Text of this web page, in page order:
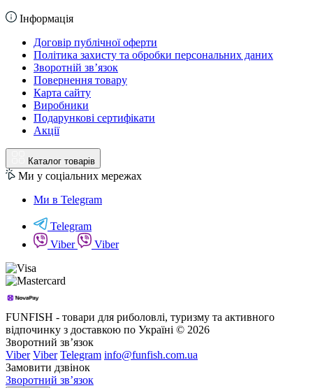
Інформація
Договір публічної оферти
Політика захисту та обробки персональних даних
Зворотній зв’язок
Повернення товару
Карта сайту
Виробники
Подарункові сертифікати
Акції
Каталог товарів
Ми у соціальних мережах
Ми в Telegram
Telegram
Viber
Viber
FUNFISH - товари для риболовлі, туризму та активного
відпочинку з доставкою по Україні © 2026
Зворотний зв’язок
Viber Viber Telegram info@funfish.com.ua
Замовити дзвінок
Зворотний зв’язок